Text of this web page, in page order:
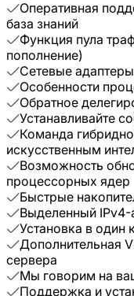
Оперативная
база знаний
Функция пула
пополнение)
Сетевые
Особенности
Обратное
Устанавливайте
Команда
искусственным
Возможность
процессорных ядер
Быстрые
Выделенный IPv4-
Установка в один
Дополнительная
сервера
Мы говорим на
Поддержка и